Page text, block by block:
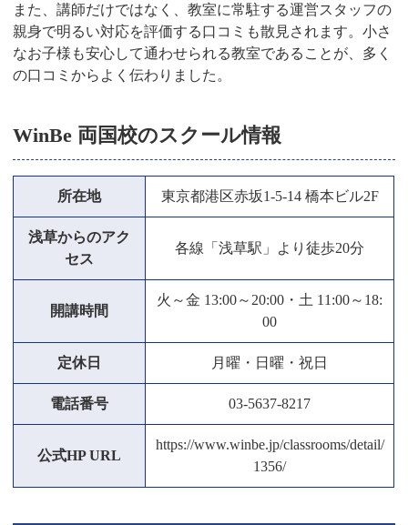
また、講師だけではなく、教室に常駐する運営スタッフの
親身で明るい対応を評価する口コミも散見されます。小さ
なお子様も安心して通わせられる教室であることが、多く
の口コミからよく伝わりました。
WinBe 両国校のスクール情報
所在地 東京都港区赤坂1-5-14 橋本ビル2F
浅草からのアク
セス
各線「浅草駅」より徒歩20分
開講時間
火～金 13:00～20:00・土 11:00～18:
00
定休日 月曜・日曜・祝日
電話番号 03-5637-8217
公式HP URL
https://www.winbe.jp/classrooms/detail/
1356/